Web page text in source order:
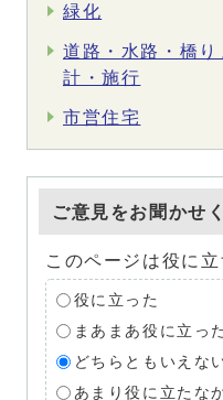
緑化
道路・水路・橋
計・施行
市営住宅
ご意見をお聞かせ
このページは役に立
役に立った
まあまあ役に立った
どちらともいえな
あまり役に立たな